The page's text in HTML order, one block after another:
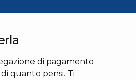
di pagamento
quanto pensi. Ti